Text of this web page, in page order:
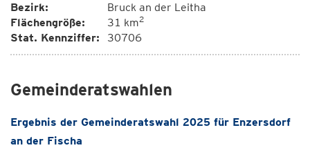
Bezirk:
Bruck an der Leitha
Flächengröße:
31 km2
Stat. Kennziffer: 30706
Gemeinderatswahlen
Ergebnis der Gemeinderatswahl 2025 für Enzersdorf
an der Fischa